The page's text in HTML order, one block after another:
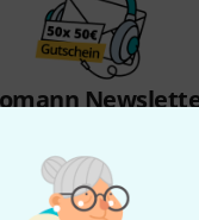
Newsletter und
50 Gutscheinen
Deals